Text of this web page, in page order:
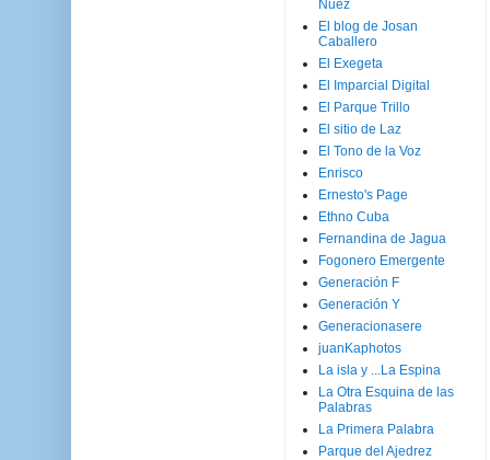
Nuez
El blog de Josan
Caballero
El Exegeta
El Imparcial Digital
El Parque Trillo
El sitio de Laz
El Tono de la Voz
Enrisco
Ernesto's Page
Ethno Cuba
Fernandina de Jagua
Fogonero Emergente
Generación F
Generación Y
Generacionasere
juanKaphotos
La isla y ...La Espina
La Otra Esquina de las
Palabras
La Primera Palabra
Parque del Ajedrez